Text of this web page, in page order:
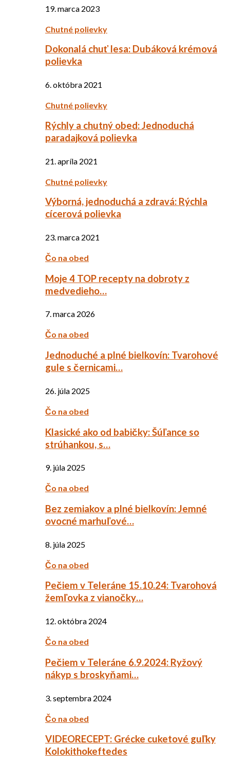
19. marca 2023
Chutné polievky
Dokonalá chuť lesa: Dubáková krémová
polievka
6. októbra 2021
Chutné polievky
Rýchly a chutný obed: Jednoduchá
paradajková polievka
21. apríla 2021
Chutné polievky
Výborná, jednoduchá a zdravá: Rýchla
cícerová polievka
23. marca 2021
Čo na obed
Moje 4 TOP recepty na dobroty z
medvedieho…
7. marca 2026
Čo na obed
Jednoduché a plné bielkovín: Tvarohové
gule s černicami…
26. júla 2025
Čo na obed
Klasické ako od babičky: Šúľance so
strúhankou, s…
9. júla 2025
Čo na obed
Bez zemiakov a plné bielkovín: Jemné
ovocné marhuľové…
8. júla 2025
Čo na obed
Pečiem v Teleráne 15.10.24: Tvarohová
žemľovka z vianočky…
12. októbra 2024
Čo na obed
Pečiem v Teleráne 6.9.2024: Ryžový
nákyp s broskyňami…
3. septembra 2024
Čo na obed
VIDEORECEPT: Grécke cuketové guľky
Kolokithokeftedes